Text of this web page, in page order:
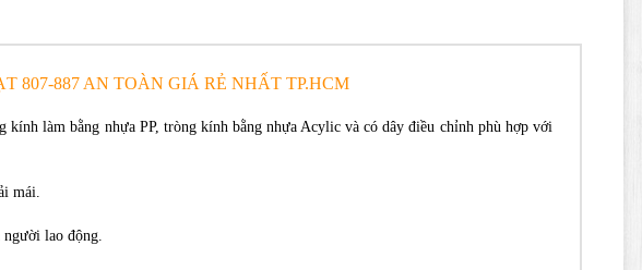
887 AN TOÀN GIÁ RẺ NHẤT TP.HCM
kính làm bằng nhựa PP, tròng kính bằng nhựa Acylic và có dây điều chỉnh phù hợp với
mái.
người lao động.